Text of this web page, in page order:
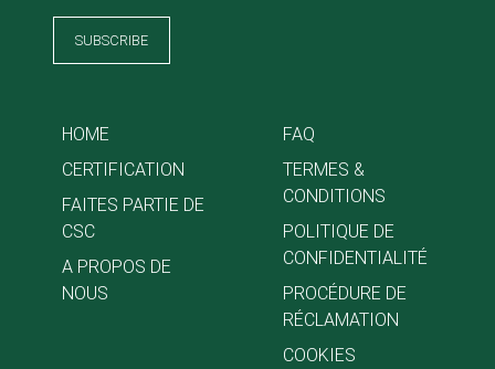
SUBSCRIBE
HOME
CERTIFICATION
FAITES PARTIE DE
CSC
A PROPOS DE
NOUS
FAQ
TERMES &
CONDITIONS
POLITIQUE DE
CONFIDENTIALITÉ
PROCÉDURE DE
RÉCLAMATION
COOKIES